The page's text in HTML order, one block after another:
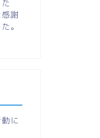
謝
。
に